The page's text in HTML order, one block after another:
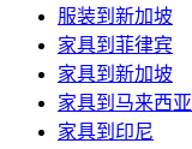
服装到新加坡
家具到菲律宾
家具到新加坡
家具到马来西亚
家具到印尼